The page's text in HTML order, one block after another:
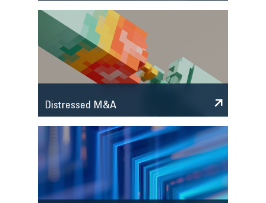
Distressed M&A